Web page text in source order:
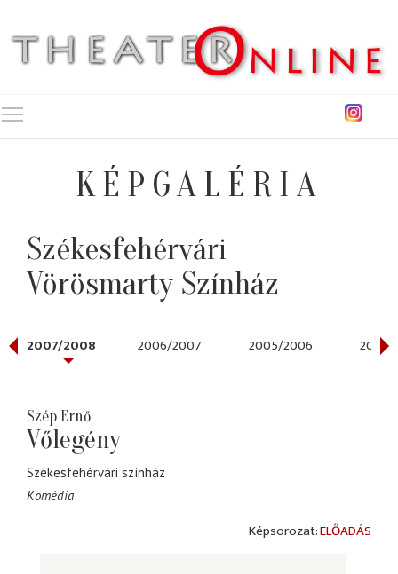
KÉPGALÉRIA
Székesfehérvári
Vörösmarty Színház
2007/2008 2006/2007 2005/2006
Szép Ernő
Vőlegény
Székesfehérvári színház
Komédia
ELŐADÁS